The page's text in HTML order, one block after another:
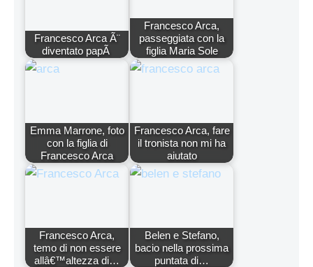
Francesco Arca Ã¨
diventato papÃ
Francesco Arca,
passeggiata con la
figlia Maria Sole
Emma Marrone, foto
con la figlia di
Francesco Arca
Francesco Arca, fare
il tronista non mi ha
aiutato
Francesco Arca,
temo di non essere
allâ€™altezza di…
Belen e Stefano,
bacio nella prossima
puntata di…